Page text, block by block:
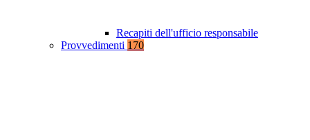
Recapiti dell'ufficio responsabile
Provvedimenti 170